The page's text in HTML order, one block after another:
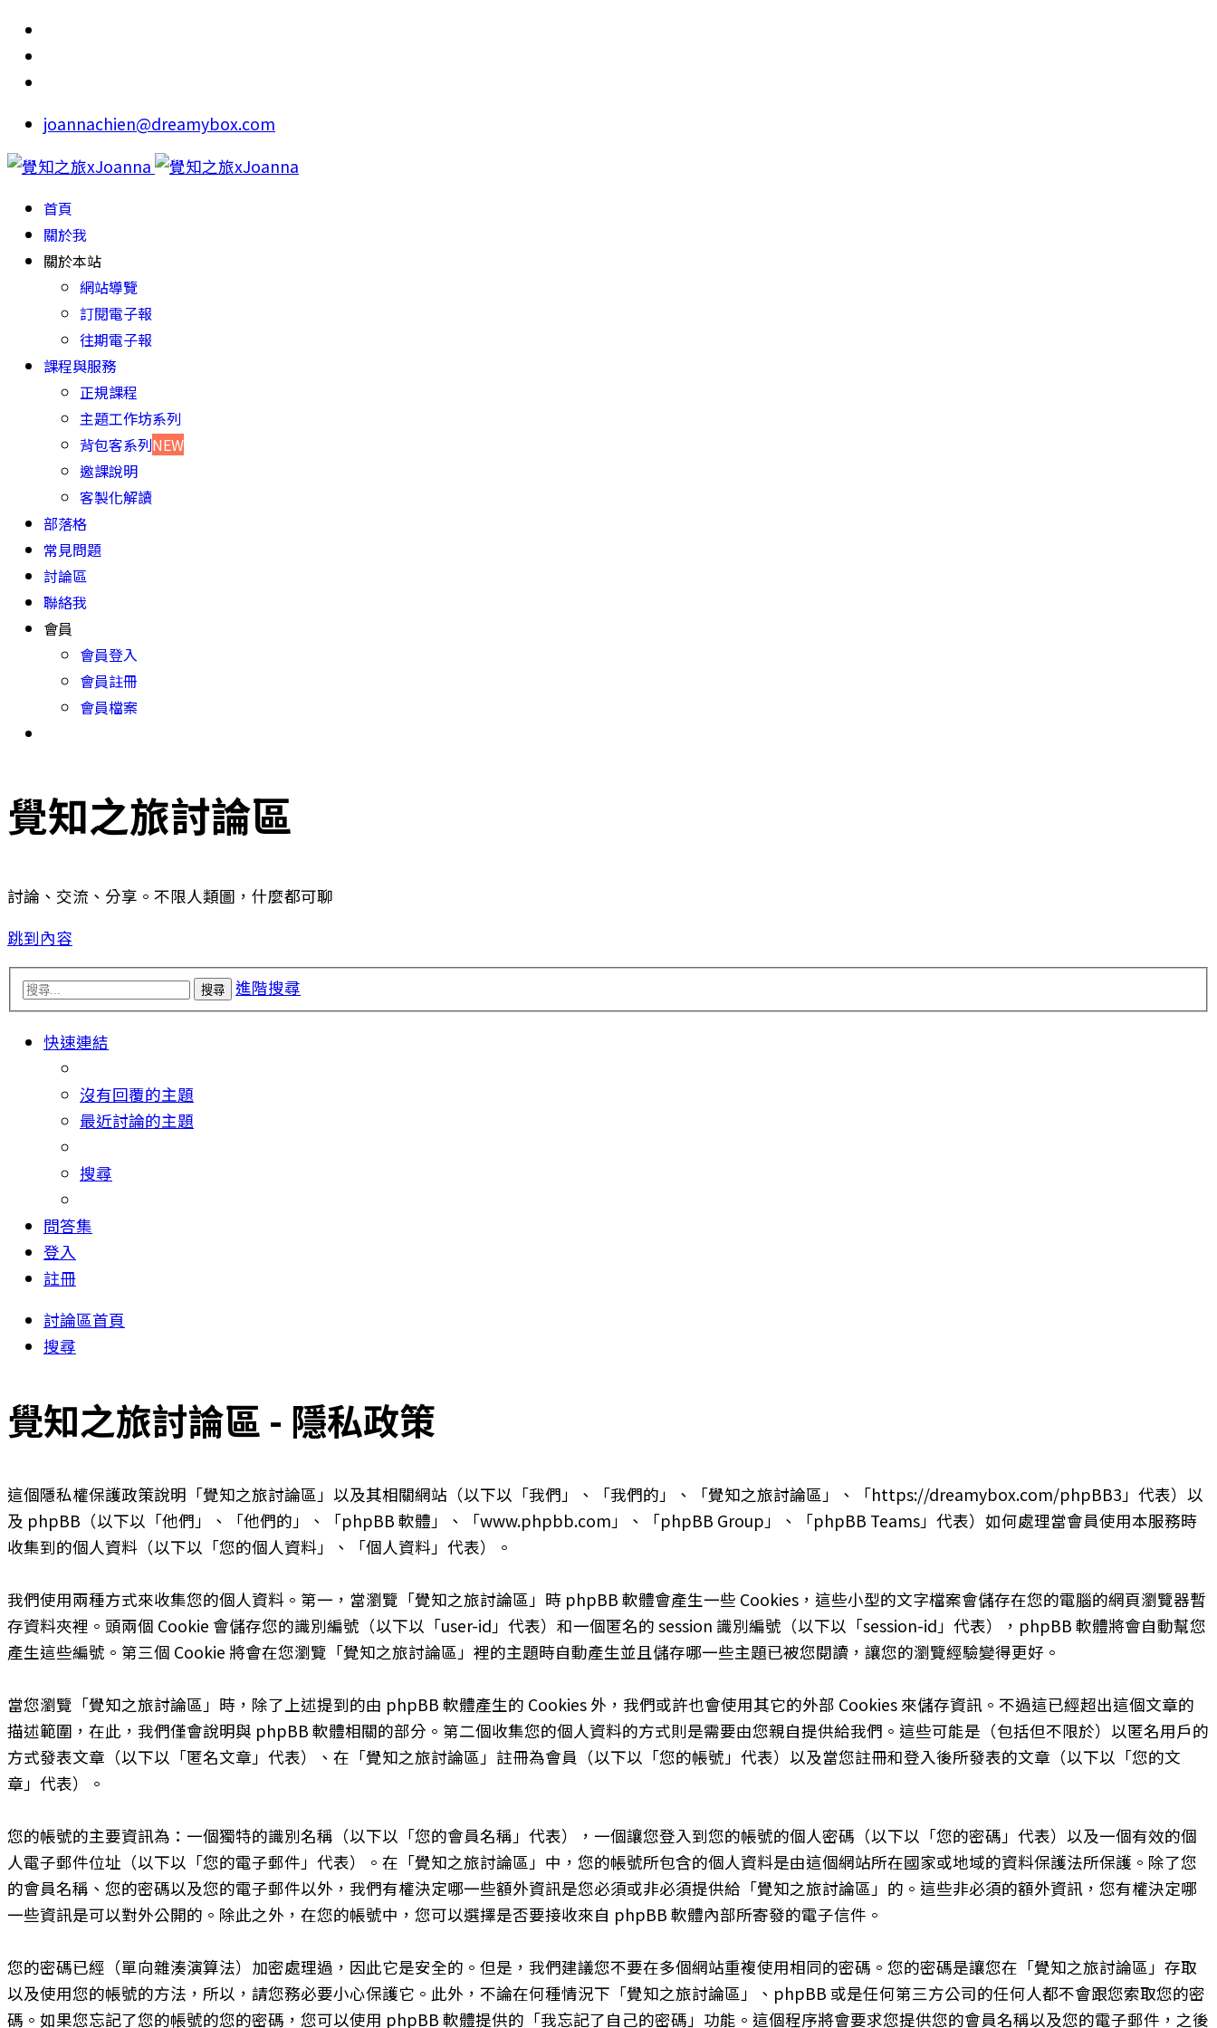
joannachien@dreamybox.com
首頁
關於我
關於本站
網站導覽
訂閱電子報
往期電子報
課程與服務
正規課程
主題工作坊系列
背包客系列NEW
邀課說明
客製化解讀
部落格
常見問題
討論區
聯絡我
會員
會員登入
會員註冊
會員檔案
覺知之旅討論區
討論、交流、分享。不限人類圖，什麼都可聊
跳到內容
搜尋 進階搜尋
快速連結
沒有回覆的主題
最近討論的主題
搜尋
問答集
登入
註冊
討論區首頁
搜尋
覺知之旅討論區 - 隱私政策
這個隱私權保護政策說明「覺知之旅討論區」以及其相關網站（以下以「我們」、「我們的」、「覺知之旅討論區」、「https://dreamybox.com/phpBB3」代表）以
及 phpBB（以下以「他們」、「他們的」、「phpBB 軟體」、「www.phpbb.com」、「phpBB Group」、「phpBB Teams」代表）如何處理當會員使用本服務時
收集到的個人資料（以下以「您的個人資料」、「個人資料」代表）。
我們使用兩種方式來收集您的個人資料。第一，當瀏覽「覺知之旅討論區」時 phpBB 軟體會產生一些 Cookies，這些小型的文字檔案會儲存在您的電腦的網頁瀏覽器暫
存資料夾裡。頭兩個 Cookie 會儲存您的識別編號（以下以「user-id」代表）和一個匿名的 session 識別編號（以下以「session-id」代表），phpBB 軟體將會自動幫您
產生這些編號。第三個 Cookie 將會在您瀏覽「覺知之旅討論區」裡的主題時自動產生並且儲存哪一些主題已被您閱讀，讓您的瀏覽經驗變得更好。
當您瀏覽「覺知之旅討論區」時，除了上述提到的由 phpBB 軟體產生的 Cookies 外，我們或許也會使用其它的外部 Cookies 來儲存資訊。不過這已經超出這個文章的
描述範圍，在此，我們僅會說明與 phpBB 軟體相關的部分。第二個收集您的個人資料的方式則是需要由您親自提供給我們。這些可能是（包括但不限於）以匿名用戶的
方式發表文章（以下以「匿名文章」代表）、在「覺知之旅討論區」註冊為會員（以下以「您的帳號」代表）以及當您註冊和登入後所發表的文章（以下以「您的文
章」代表）。
您的帳號的主要資訊為：一個獨特的識別名稱（以下以「您的會員名稱」代表），一個讓您登入到您的帳號的個人密碼（以下以「您的密碼」代表）以及一個有效的個
人電子郵件位址（以下以「您的電子郵件」代表）。在「覺知之旅討論區」中，您的帳號所包含的個人資料是由這個網站所在國家或地域的資料保護法所保護。除了您
的會員名稱、您的密碼以及您的電子郵件以外，我們有權決定哪一些額外資訊是您必須或非必須提供給「覺知之旅討論區」的。這些非必須的額外資訊，您有權決定哪
一些資訊是可以對外公開的。除此之外，在您的帳號中，您可以選擇是否要接收來自 phpBB 軟體內部所寄發的電子信件。
您的密碼已經（單向雜湊演算法）加密處理過，因此它是安全的。但是，我們建議您不要在多個網站重複使用相同的密碼。您的密碼是讓您在「覺知之旅討論區」存取
以及使用您的帳號的方法，所以，請您務必要小心保護它。此外，不論在何種情況下「覺知之旅討論區」、phpBB 或是任何第三方公司的任何人都不會跟您索取您的密
碼。如果您忘記了您的帳號的您的密碼，您可以使用 phpBB 軟體提供的「我忘記了自己的密碼」功能。這個程序將會要求您提供您的會員名稱以及您的電子郵件，之後